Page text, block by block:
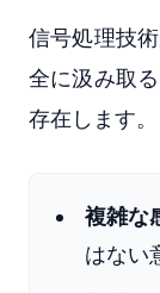
信号処理技
全に汲み取
存在します。
複雑な
はない